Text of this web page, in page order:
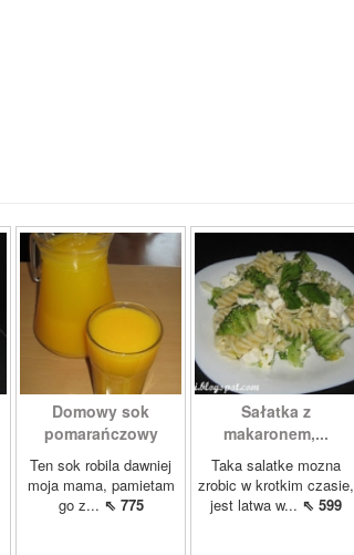
Domowy sok
pomarańczowy
Ten sok robila dawniej
moja mama, pamietam
go z... ⇖ 775
Sałatka z
makaronem,...
Taka salatke mozna
zrobic w krotkim czasie,
jest latwa w... ⇖ 599